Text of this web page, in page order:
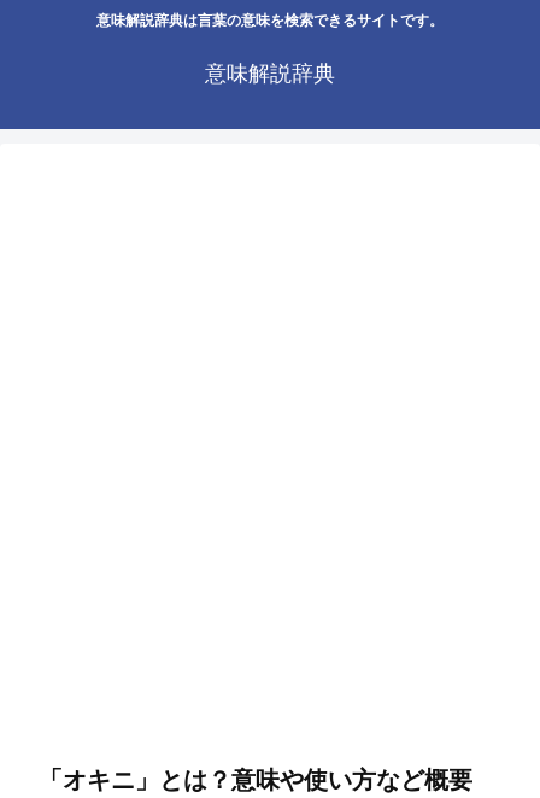
意味解説辞典は言葉の意味を検索できるサイトです。
意味解説辞典
「オキニ」とは？意味や使い方など概要